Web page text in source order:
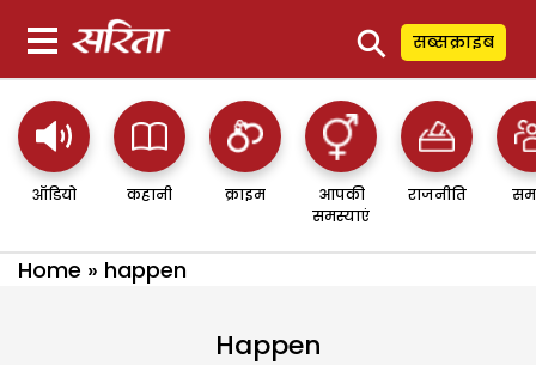
⚲ सब्सक्राइब
ऑडियो कहानी क्राइम
आपकी
समस्याएं
राजनीति
Home » happen
Happen